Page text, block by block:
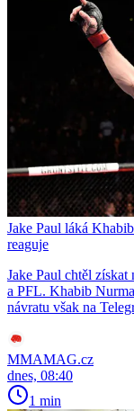
Jake Paul láká
reaguje
Jake Paul chtěl
a PFL. Khabib
návratu však na
MMAMAG.cz
dnes, 08:40
1 min